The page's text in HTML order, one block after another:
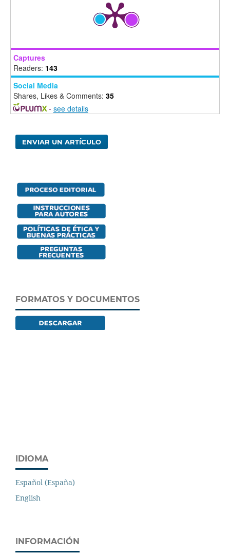
Captures
Readers: 143
Social Media
Shares, Likes & Comments: 35
- see details
ENVIAR UN ARTÍCULO
FORMATOS Y DOCUMENTOS
IDIOMA
Español (España)
English
INFORMACIÓN